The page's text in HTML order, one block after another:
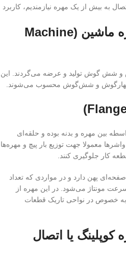
به بیش از یک مهره نیازمندیم، کاربرد
مهره ماشین (Machine
و شش گوش تولید و عرضه می‌گردند. این
چهارگوش و شش‌گوش محسوب می‌شوند.
بين مهره و بدنه بوده و حلقه‌ای
معمولا جهت توزیع بار پیچ و مهره‌ها
کار جلوگیری کنند.
پهن دارد و در مواردی که تعداد
مونتاژ می‌شود. در این مهره از
خصوص در نواحی تاریک قطعات
کوپلینگ یا اتصال